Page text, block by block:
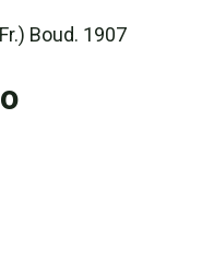
Boud. 1907